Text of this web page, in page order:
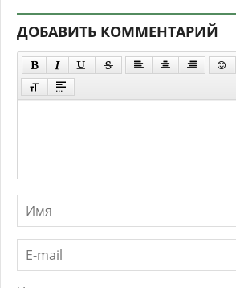
ДОБАВИТЬ КОММЕНТАРИЙ